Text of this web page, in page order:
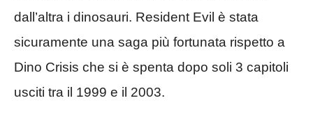
dall’altra i dinosauri. Resident Evil è stata
sicuramente una saga più fortunata rispetto a
Dino Crisis che si è spenta dopo soli 3 capitoli
usciti tra il 1999 e il 2003.